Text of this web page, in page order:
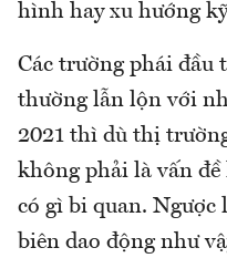
hình hay xu hướng
Các trường phái đầu
thường lẫn lộn với
2021 thì dù thị
không phải là vấn
có gì bi quan. Ngược
biên dao động như